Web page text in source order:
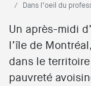
Dans l’oeil du
Un après-midi
l’île de
dans le
pauvreté